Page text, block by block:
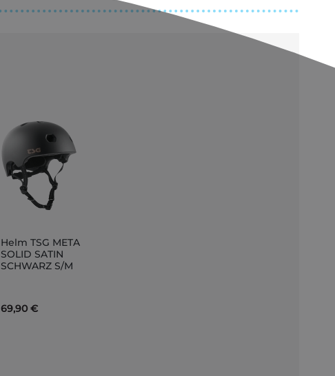
Helm TSG META
SOLID SATIN
SCHWARZ S/M
69,90 €
In
den
Warenkorb